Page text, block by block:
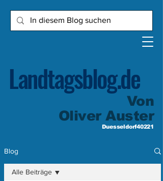
Landtagsblog.de
Von
Oliver Auster
Duesseldorf40221
Blog
Alle Beiträge